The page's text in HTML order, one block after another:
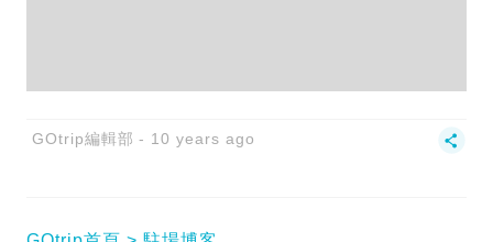
GOtrip編輯部 10 years ago